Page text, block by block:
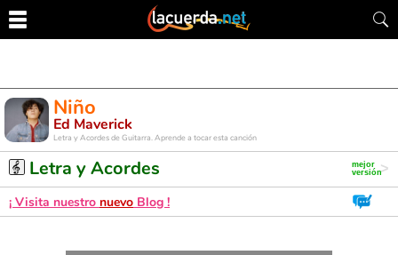
Niño
Ed Maverick
Letra y Acordes de Guitarra. Aprende a tocar esta canción
Letra y Acordes
¡ Visita nuestro nuevo Blog !